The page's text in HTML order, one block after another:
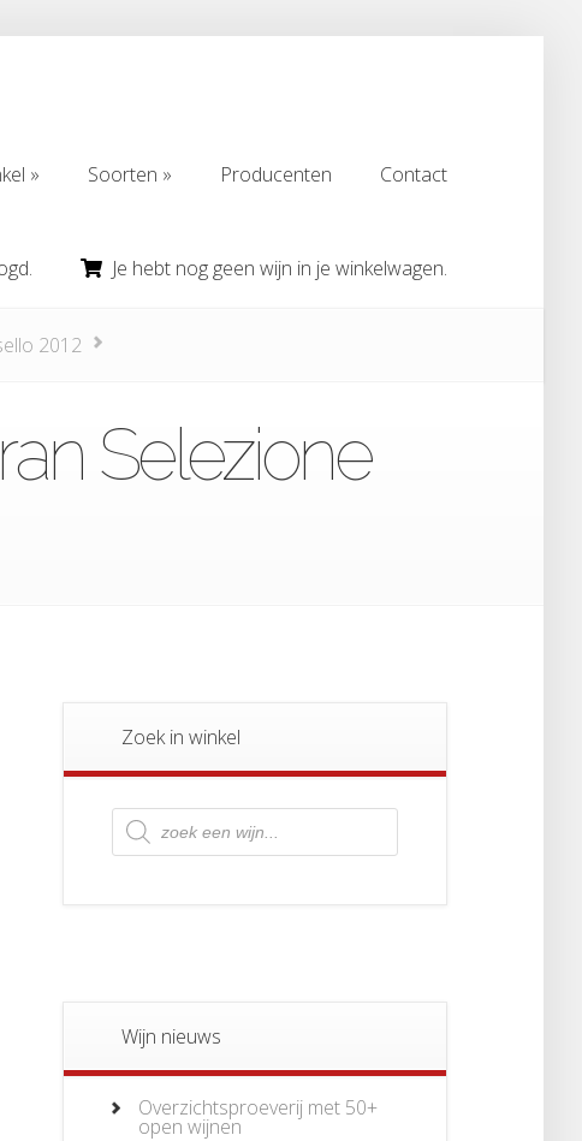
Soorten
Producenten
Contact
Je hebt nog geen wijn in je winkelwagen.
2012
Selezione
Zoek in winkel
Producten
zoeken
Wijn nieuws
Overzichtsproeverij met 50+
open wijnen